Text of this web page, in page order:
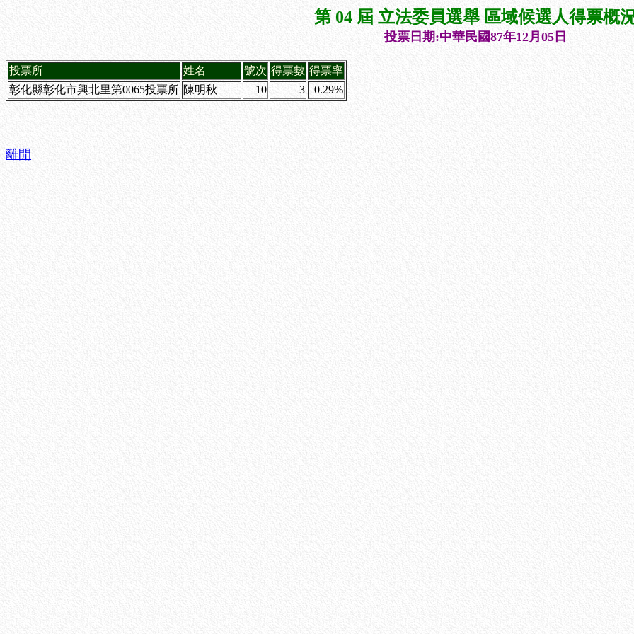
第 04 屆 立法委員選舉 區域候選人得票概
投票日期:中華民國87年12月05日
投票所 姓名 號次 得票數 得票率
彰化縣彰化市興北里第0065投票所 陳明秋 10 3 0.29%
離開